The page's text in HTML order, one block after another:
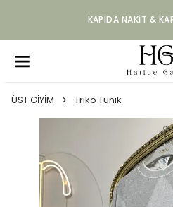
KAPIDA NAKIT &
ÜST GİYİM Triko Tunik